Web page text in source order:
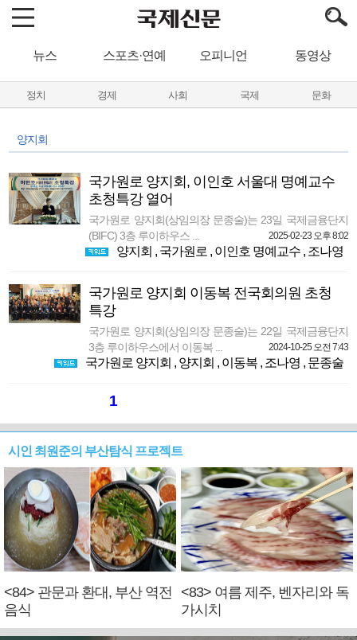
뉴스 스포츠·연예 오피니언 동영상
정치 경제 사회 국제 문화
양지회
국가원로 양지회, 이인호 서울대 명예교수
초청특강 열어
국가원로 양지회(상임의장 문종술)는 23일 국제금융단지
(BIFC) 3층 루이하우스 ...
2025-02-23 오후 8:02
양지회 , 국가원로 , 이인호 명예교수, 조나영
국가원로 양지회 이동복 전국회의원 초청
특강
국가원로 양지회(상임의장 문종술)는 22일 국제금융단지
3층 루이하우스에서 이동복 ...
2024-10-25 오전 7:43
국가원로 양지회 , 양지회 , 이동복, 조나영 , 문종술
1
시인 최원준의 부산탐식 프로젝트
<84> 관문과 환대, 부산 역전
음식
<83> 여름 제주, 벤자리와 독
가시치